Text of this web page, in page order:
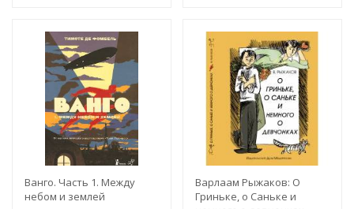
Ванго. Часть 1. Между
небом и землей
Варлаам Рыжаков: О
Гриньке, о Саньке и